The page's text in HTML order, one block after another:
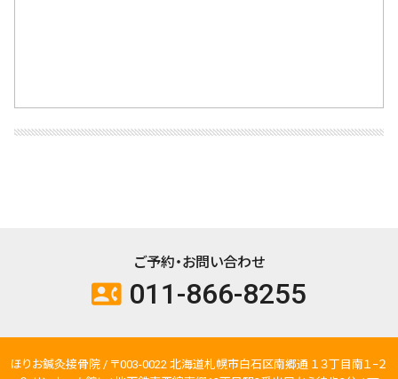
ご予約・お問い合わせ
contact_phone 011-866-8255
ほりお鍼灸接骨院 / 〒003-0022 北海道札幌市白石区南郷通 １３丁目南１−２